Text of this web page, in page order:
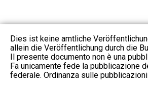
Dies ist keine amtliche
allein die Veröffentlichung durch die
Il presente documento non è una
Fa unicamente fede la pubblicazione
federale. Ordinanza sulle